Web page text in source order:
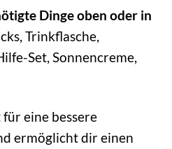
Dinge oben oder in
Trinkflasche,
Set, Sonnencreme,
eine bessere
ermöglicht dir einen